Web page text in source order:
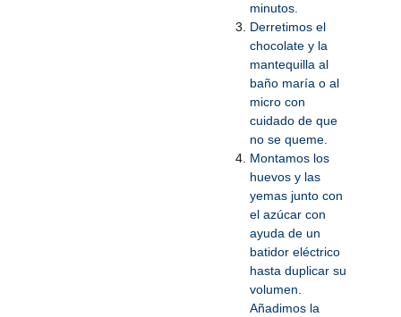
minutos.
Derretimos el
chocolate y la
mantequilla al
baño maría o al
micro con
cuidado de que
no se queme.
Montamos los
huevos y las
yemas junto con
el azúcar con
ayuda de un
batidor eléctrico
hasta duplicar su
volumen.
Añadimos la